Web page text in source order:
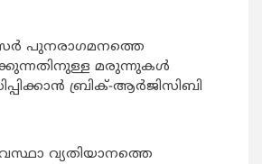
പുനരാഗമനത്തെ
മരുന്നുകള്‍
ബ്രിക്-ആര്‍ജിസിബി
വ്യതിയാനത്തെ